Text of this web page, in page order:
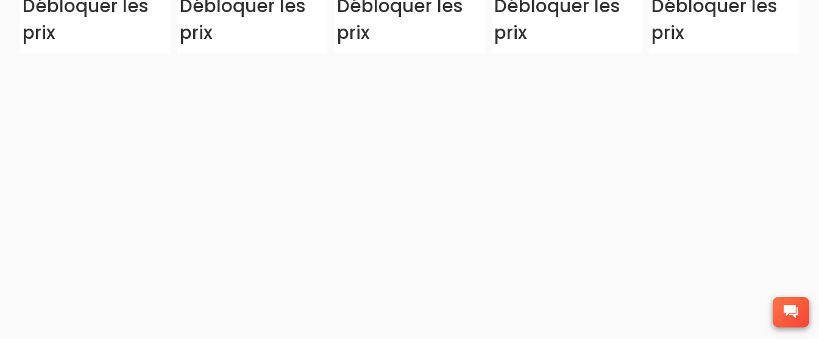
Débloquer les
prix
Débloquer les
prix
Débloquer les
prix
Débloquer les
prix
Débloquer les
prix